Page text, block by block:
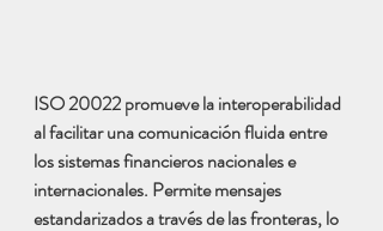
ISO 20022 promueve la interoperabilidad
al facilitar una comunicación fluida entre
los sistemas financieros nacionales e
internacionales. Permite mensajes
estandarizados a través de las fronteras, lo